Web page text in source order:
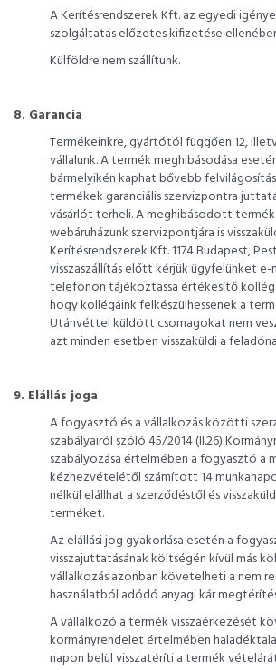
A Kerítésrendszerek Kft. az egyedi
szolgáltatás előzetes kifizetése
Külföldre nem szállítunk.
8. Garancia
Termékeinkre, gyártótól függően 12,
vállalunk. A termék meghibásodása
bármelyikén kaphat bővebb
termékek garanciális szervizpontra
vásárlót terheli. A meghibásodott
webáruházunk szervizpontjára is
Kerítésrendszerek Kft. 1174 Budapest,
visszaszállítás előtt kérjük ügyfelünket e-
telefonon tájékoztassa értékesítő
hogy kollégáink felkészülhessenek a
Utánvéttel küldött csomagokat nem
azt minden esetben visszaküldi a
9. Elállás joga
A fogyasztó és a vállalkozás közötti
szabályairól szóló 45/2014 (II.26)
szabályozása értelmében a fogyasztó a
kézhezvételétől számított 14
nélkül elállhat a szerződéstől és
terméket.
Az elállási jog gyakorlása esetén a
visszajuttatásának költségén kívül más
vállalkozás azonban követelheti a nem
használatból adódó anyagi kár
A vállalkozó a termék visszaérkezését
kormányrendelet értelmében
napon belül visszatéríti a termék